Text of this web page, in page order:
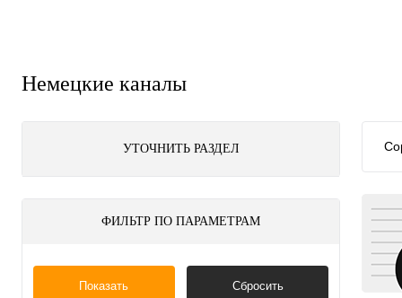
Немецкие каналы
УТОЧНИТЬ РАЗДЕЛ
ФИЛЬТР ПО ПАРАМЕТРАМ
Показать Сбросить